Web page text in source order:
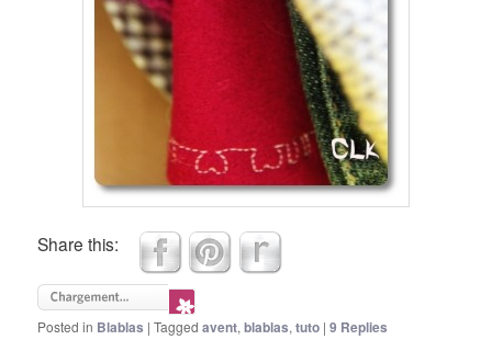
Share this:
Posted in Blablas |Tagged avent,blablas,tuto |9 Replies